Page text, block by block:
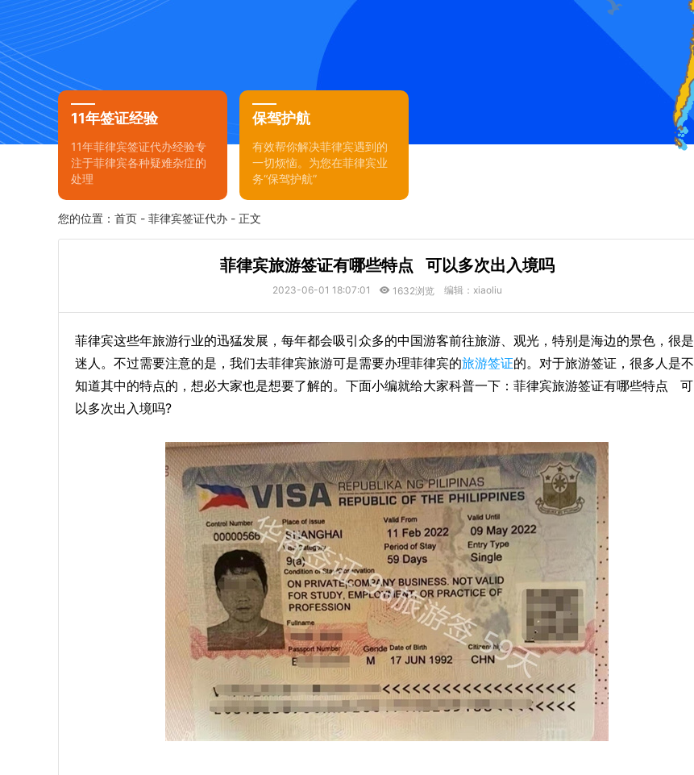
11年签证经验
11年菲律宾签证代办经验专
注于菲律宾各种疑难杂症的
处理
保驾护航
有效帮你解决菲律宾遇到的
一切烦恼。为您在菲律宾业
务“保驾护航”
您的位置： 首页 - 菲律宾签证代办 - 正文
菲律宾旅游签证有哪些特点 可以多次出入境吗
2023-06-01 18:07:01 1632浏览 编辑：xiaoliu
菲律宾这些年旅游行业的迅猛发展，每年都会吸引众多的中国游客前往旅游、观光，特别是海边的景色，很是
迷人。不过需要注意的是，我们去菲律宾旅游可是需要办理菲律宾的旅游签证的。对于旅游签证，很多人是不
知道其中的特点的，想必大家也是想要了解的。下面小编就给大家科普一下：菲律宾旅游签证有哪些特点 可
以多次出入境吗?